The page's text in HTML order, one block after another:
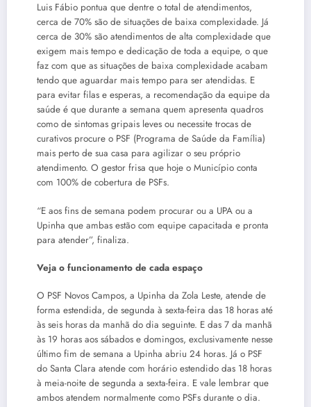
Luis Fábio pontua que dentre o total de atendimentos,
cerca de 70% são de situações de baixa complexidade. Já
cerca de 30% são atendimentos de alta complexidade que
exigem mais tempo e dedicação de toda a equipe, o que
faz com que as situações de baixa complexidade acabam
tendo que aguardar mais tempo para ser atendidas. E
para evitar filas e esperas, a recomendação da equipe da
saúde é que durante a semana quem apresenta quadros
como de sintomas gripais leves ou necessite trocas de
curativos procure o PSF (Programa de Saúde da Família)
mais perto de sua casa para agilizar o seu próprio
atendimento. O gestor frisa que hoje o Município conta
com 100% de cobertura de PSFs.
“E aos fins de semana podem procurar ou a UPA ou a
Upinha que ambas estão com equipe capacitada e pronta
para atender”, finaliza.
Veja o funcionamento de cada espaço
O PSF Novos Campos, a Upinha da Zola Leste, atende de
forma estendida, de segunda à sexta-feira das 18 horas até
às seis horas da manhã do dia seguinte. E das 7 da manhã
às 19 horas aos sábados e domingos, exclusivamente nesse
último fim de semana a Upinha abriu 24 horas. Já o PSF
do Santa Clara atende com horário estendido das 18 horas
à meia-noite de segunda a sexta-feira. E vale lembrar que
ambos atendem normalmente como PSFs durante o dia.